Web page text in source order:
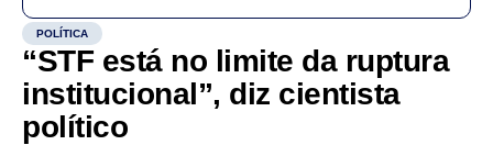
POLÍTICA
“STF está no limite da ruptura
institucional”, diz cientista
político